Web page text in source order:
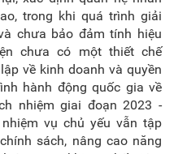
trong khi quá trình giải
chưa bảo đảm tính hiệu
chưa có một thiết chế
về kinh doanh và quyền
hành động quốc gia về
nhiệm giai đoạn 2023 -
vụ chủ yếu vẫn tập
sách, nâng cao năng